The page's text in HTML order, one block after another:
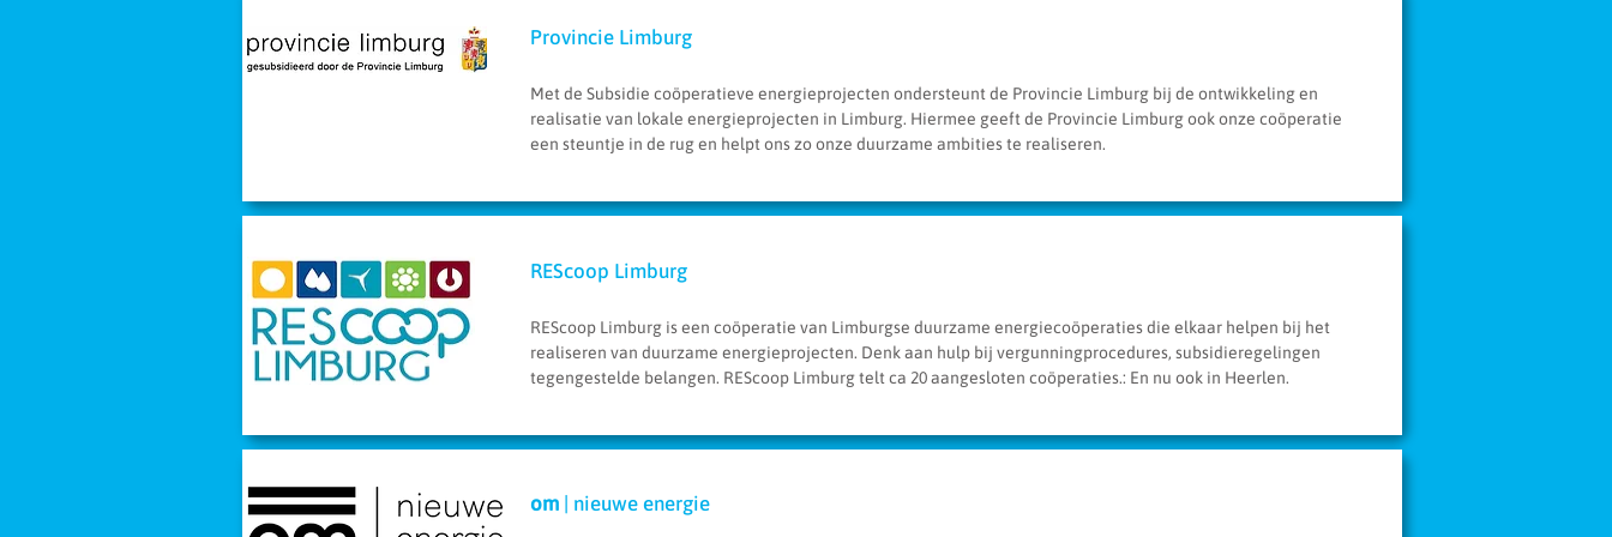
Provincie Limburg
Met de Subsidie coöperatieve energieprojecten ondersteunt de Provincie Limburg bij de ontwikkeling en
realisatie van lokale energieprojecten in Limburg. Hiermee geeft de Provincie Limburg ook onze coöperatie
een steuntje in de rug en helpt ons zo onze duurzame ambities te realiseren.
REScoop Limburg
REScoop Limburg is een coöperatie van Limburgse duurzame energiecoöperaties die elkaar helpen bij het
realiseren van duurzame energieprojecten. Denk aan hulp bij vergunningprocedures, subsidieregelingen
tegengestelde belangen. REScoop Limburg telt ca 20 aangesloten coöperaties.: En nu ook in Heerlen.
om | nieuwe energie